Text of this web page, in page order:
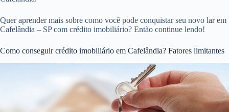
Quer aprender mais sobre como você pode conquistar seu novo lar em
Cafelândia – SP com crédito imobiliário? Então continue lendo!
Como conseguir crédito imobiliário em Cafelândia? Fatores limitantes